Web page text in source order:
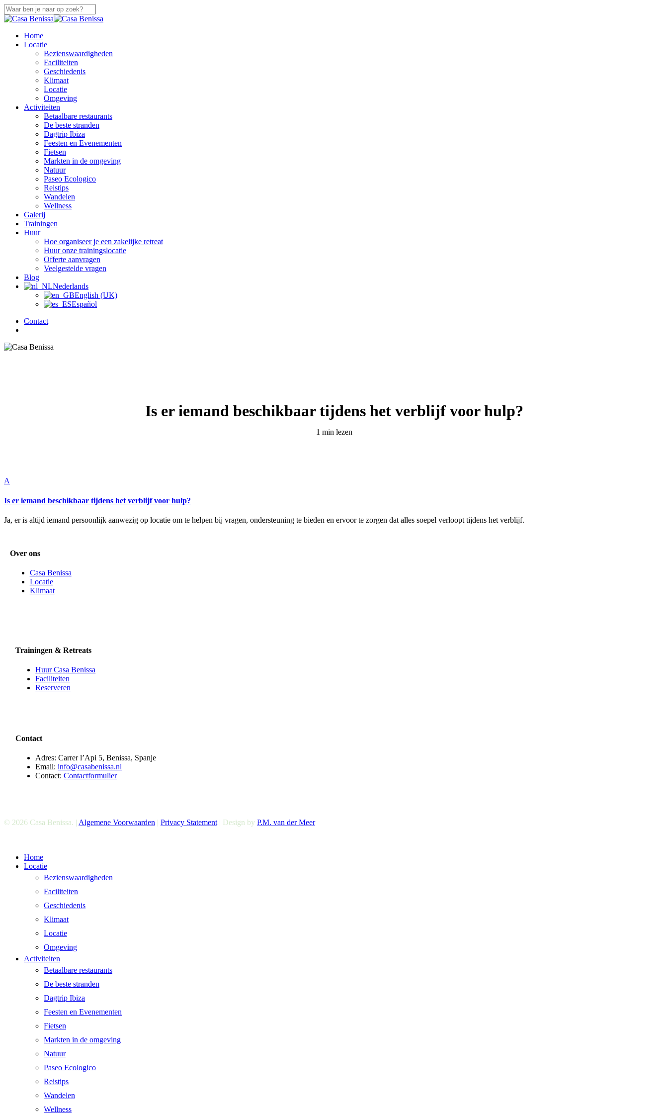
Overslaan
naar
Sluiten
zoek
Menu
Home
Locatie
Bezienswaardigheden
Faciliteiten
Geschiedenis
Klimaat
Locatie
Omgeving
Activiteiten
Betaalbare restaurants
De beste stranden
Dagtrip Ibiza
Feesten en Evenementen
Fietsen
Markten in de omgeving
Natuur
Paseo Ecologico
Reistips
Wandelen
Wellness
Galerij
Trainingen
Huur
Hoe organiseer je een zakelijke retreat
Huur onze trainingslocatie
Offerte aanvragen
Veelgestelde vragen
Blog
Nederlands
English (UK)
Español
Contact
Is er iemand beschikbaar tijdens het verblijf voor hulp?
1 min lezen
A
Is er iemand beschikbaar tijdens het verblijf voor hulp?
Ja, er is altijd iemand persoonlijk aanwezig op locatie om te helpen bij vragen, ondersteuning te bieden en ervoor te zorgen dat alles soepel verloopt tijdens het verblijf.
Over ons
Casa Benissa
Locatie
Klimaat
Trainingen & Retreats
Huur Casa Benissa
Faciliteiten
Reserveren
Contact
Adres: Carrer l’Api 5, Benissa, Spanje
Email:info@casabenissa.nl
Contact:Contactformulier
© 2026 Casa Benissa. | Algemene Voorwaarden | Privacy Statement | Design by P.M. van der Meer
Menu
sluiten
Home
Locatie
Bezienswaardigheden
Faciliteiten
Geschiedenis
Klimaat
Locatie
Omgeving
Activiteiten
Betaalbare restaurants
De beste stranden
Dagtrip Ibiza
Feesten en Evenementen
Fietsen
Markten in de omgeving
Natuur
Paseo Ecologico
Reistips
Wandelen
Wellness